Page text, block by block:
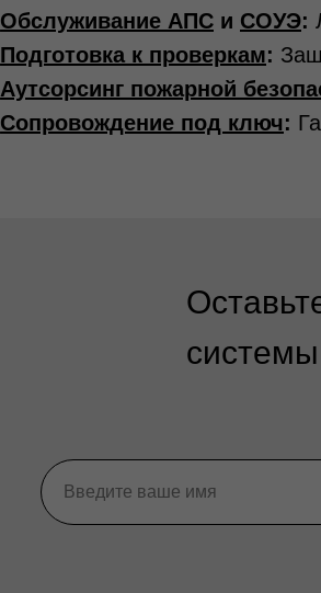
Обслуживание АПС и СОУЭ:
Подготовка к проверкам:
Аутсорсинг пожарной
Сопровождение под ключ: